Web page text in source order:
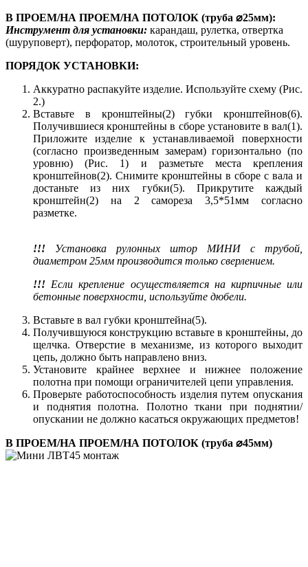
В ПРОЕМ/НА ПРОЕМ/НА ПОТОЛОК (труба ⌀25мм):
Инструмент для установки: карандаш, рулетка, отвертка
(шуруповерт), перфоратор, молоток, строительный уровень.
ПОРЯДОК УСТАНОВКИ:
Аккуратно распакуйте изделие. Используйте схему (Рис.
2.)
Вставьте в кронштейны(2) губки кронштейнов(6).
Получившиеся кронштейны в сборе установите в вал(1).
Приложите изделие к устанавливаемой поверхности
(согласно произведенным замерам) горизонтально (по
уровню) (Рис. 1) и разметьте места крепления
кронштейнов(2). Снимите кронштейны в сборе с вала и
достаньте из них губки(5). Прикрутите каждый
кронштейн(2) на 2 самореза 3,5*51мм согласно
разметке.
!!! Установка рулонных штор МИНИ с трубой,
диаметром 25мм производится только сверлением.
!!! Если крепление осуществляется на кирпичные или
бетонные поверхности, используйте дюбели.
Вставьте в вал губки кронштейна(5).
Получившуюся конструкцию вставьте в кронштейны, до
щелчка. Отверстие в механизме, из которого выходит
цепь, должно быть направлено вниз.
Установите крайнее верхнее и нижнее положение
полотна при помощи ограничителей цепи управления.
Проверьте работоспособность изделия путем опускания
и поднятия полотна. Полотно ткани при поднятии/
опускании не должно касаться окружающих предметов!
В ПРОЕМ/НА ПРОЕМ/НА ПОТОЛОК (труба ⌀45мм)